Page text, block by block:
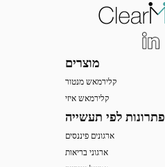
מוצרים
קלירמאש מנטור
קלירמאש איזי
פתרונות לפי תעשייה
ארגונים פיננסים
ארגוני בריאות